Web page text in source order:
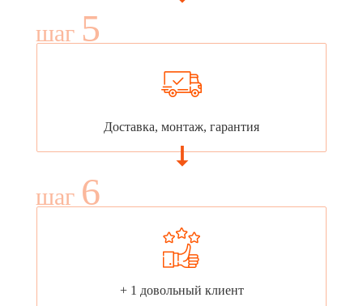
шаг 5
Доставка, монтаж, гарантия
шаг 6
+ 1 довольный клиент